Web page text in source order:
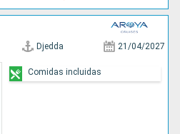
Djedda 21/04/2027
Comidas incluidas